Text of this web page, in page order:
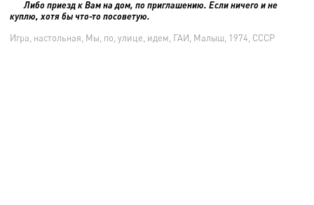
Либо приезд к Вам на дом, по приглашению. Если ничего и не
куплю, хотя бы что-то посоветую.
Игра, настольная, Мы, по, улице, идем, ГАИ, Малыш, 1974, СССР